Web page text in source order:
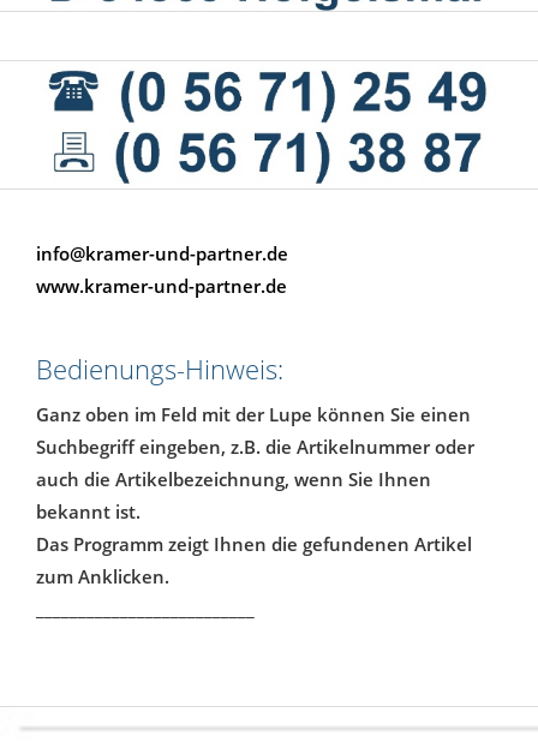
info@kramer-und-partner.de
www.kramer-und-partner.de
Bedienungs-Hinweis:
Ganz oben im Feld mit der Lupe können Sie einen
Suchbegriff eingeben, z.B. die Artikelnummer oder
auch die Artikelbezeichnung, wenn Sie Ihnen
bekannt ist.
Das Programm zeigt Ihnen die gefundenen Artikel
zum Anklicken.